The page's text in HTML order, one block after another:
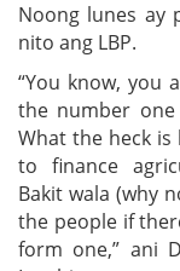
Noong lunes ay
nito ang LBP.
“You know, you
the number
What the heck is
to finance
Bakit wala (why
the people if
form one,” ani